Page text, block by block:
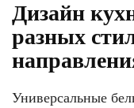
Дизайн
разных
Универсальные